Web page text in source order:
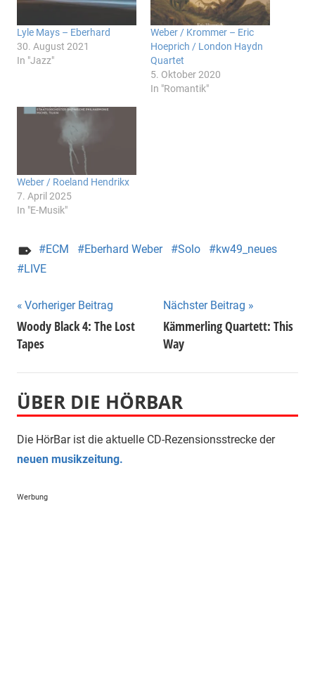
Lyle Mays – Eberhard
30. August 2021
In "Jazz"
Weber / Krommer – Eric
Hoeprich / London Haydn
Quartet
5. Oktober 2020
In "Romantik"
Weber / Roeland Hendrikx
7. April 2025
In "E-Musik"
ECM Eberhard Weber Solo
kw49_neues
LIVE
Beitragsnavigation
Vorheriger Beitrag
Woody Black 4: The Lost
Tapes
Nächster Beitrag
Kämmerling Quartett: This
Way
ÜBER DIE HÖRBAR
Die HörBar ist die aktuelle CD-Rezensionsstrecke der
neuen musikzeitung.
Werbung